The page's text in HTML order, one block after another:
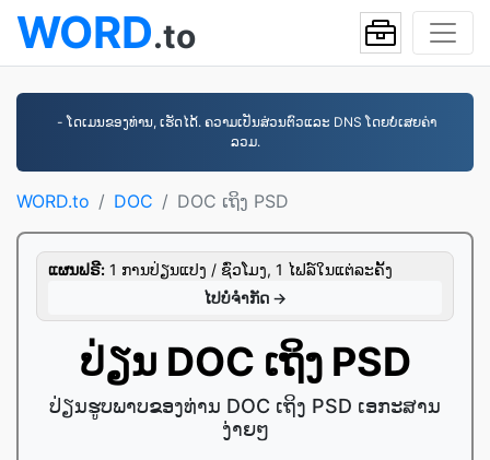
WORD.to
- ໂດເມນຂອງທ່ານ, ເຮັດໄດ້. ຄວາມເປັນສ່ວນຕົວແລະ DNS ໂດຍບໍ່ເສຍຄ່າ
ລວມ.
WORD.to DOC DOC ເຖິງ PSD
ແຜນຟຣີ: 1 ການປ່ຽນແປງ / ຊົ່ວໂມງ, 1 ໄຟລ໌ໃນແຕ່ລະຄັ້ງ
ໄປ​ບໍ່​ຈໍາກັດ →
ປ່ຽນ​ DOC ເຖິງ PSD
ປ່ຽນ​ຮູບ​ພາບ​ຂອງ​ທ່ານ DOC ເຖິງ PSD ເອກະສານ​
ງ່າຍໆ